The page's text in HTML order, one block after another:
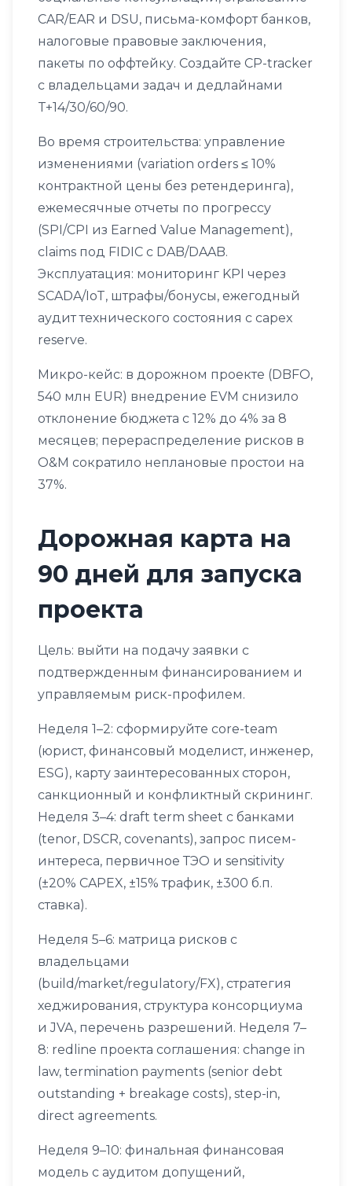
CAR/EAR и DSU, письма-комфорт банков,
налоговые правовые заключения,
пакеты по оффтейку. Создайте CP-tracker
с владельцами задач и дедлайнами
T+14/30/60/90.
Во время строительства: управление
изменениями (variation orders ≤ 10%
контрактной цены без ретендеринга),
ежемесячные отчеты по прогрессу
(SPI/CPI из Earned Value Management),
claims под FIDIC с DAB/DAAB.
Эксплуатация: мониторинг KPI через
SCADA/IoT, штрафы/бонусы, ежегодный
аудит технического состояния с capex
reserve.
Микро-кейс: в дорожном проекте (DBFO,
540 млн EUR) внедрение EVM снизило
отклонение бюджета с 12% до 4% за 8
месяцев; перераспределение рисков в
O&M сократило неплановые простои на
37%.
Дорожная карта на
90 дней для запуска
проекта
Цель: выйти на подачу заявки с
подтвержденным финансированием и
управляемым риск-профилем.
Неделя 1–2: сформируйте core-team
(юрист, финансовый моделист, инженер,
ESG), карту заинтересованных сторон,
санкционный и конфликтный скрининг.
Неделя 3–4: draft term sheet с банками
(tenor, DSCR, covenants), запрос писем-
интереса, первичное ТЭО и sensitivity
(±20% CAPEX, ±15% трафик, ±300 б.п.
ставка).
Неделя 5–6: матрица рисков с
владельцами
(build/market/regulatory/FX), стратегия
хеджирования, структура консорциума
и JVA, перечень разрешений. Неделя 7–
8: redline проекта соглашения: change in
law, termination payments (senior debt
outstanding + breakage costs), step-in,
direct agreements.
Неделя 9–10: финальная финансовая
модель с аудитом допущений,